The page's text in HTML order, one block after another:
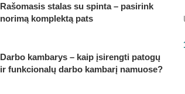
Rašomasis stalas su spinta – pasirink
norimą komplektą pats
Darbo kambarys – kaip įsirengti patogų
ir funkcionalų darbo kambarį namuose?